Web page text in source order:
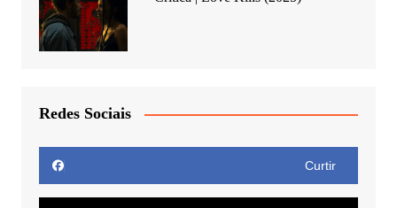
Redes Sociais
Curtir